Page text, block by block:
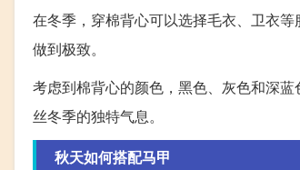
在冬季，穿棉背心可以选择毛衣、卫衣
做到极致。
考虑到棉背心的颜色，黑色、灰色和深
丝冬季的独特气息。
秋天如何搭配马甲